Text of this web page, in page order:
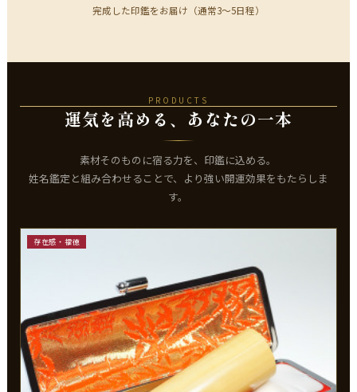
完成した印鑑をお届け（通常3～5日程）
PRODUCTS
運気を高める、あなたの一本
素材そのものに宿る力を、印鑑に込める。
姓名鑑定と組み合わせることで、より強い開運効果をもたらしま
す。
存在感・福徳